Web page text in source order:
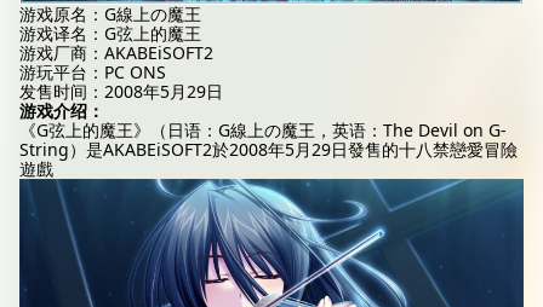
游戏原名：G線上の魔王
游戏译名：G弦上的魔王
游戏厂商：AKABEiSOFT2
游玩平台：PC ONS
发售时间：2008年5月29日
游戏介绍：
《G弦上的魔王》（日语：G線上の魔王，英语：The Devil on G-
String）是AKABEiSOFT2於2008年5月29日發售的十八禁戀愛冒險
遊戲